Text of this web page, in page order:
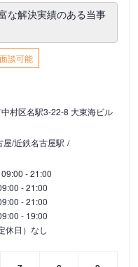
な解決実績のある当事
談可能
村区名駅3-22-8 大東海ビル
屋/近鉄名古屋駅
09:00 - 21:00
- 21:00
- 21:00
- 19:00
休日）なし